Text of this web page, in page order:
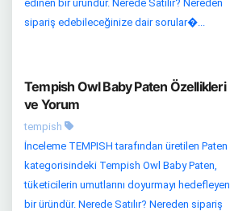
edinen bir üründür. Nerede Satılır? Nereden
sipariş edebileceğinize dair sorular�...
Tempish Owl Baby Paten Özellikleri
ve Yorum
tempish
İnceleme TEMPISH tarafından üretilen Paten
kategorisindeki Tempish Owl Baby Paten,
tüketicilerin umutlarını doyurmayı hedefleyen
bir üründür. Nerede Satılır? Nereden sipariş